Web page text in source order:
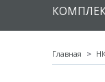
Главная